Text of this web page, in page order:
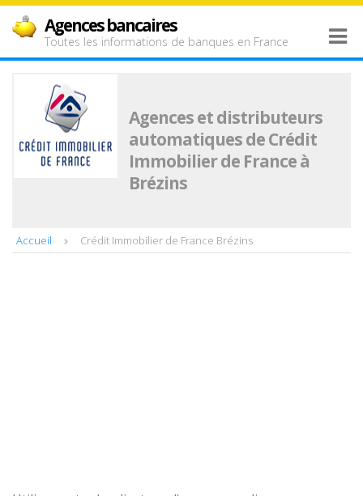
Agences bancaires
Toutes les informations de banques en France
Agences et distributeurs
automatiques de Crédit
Immobilier de France à
Brézins
Accueil Crédit Immobilier de France Brézins